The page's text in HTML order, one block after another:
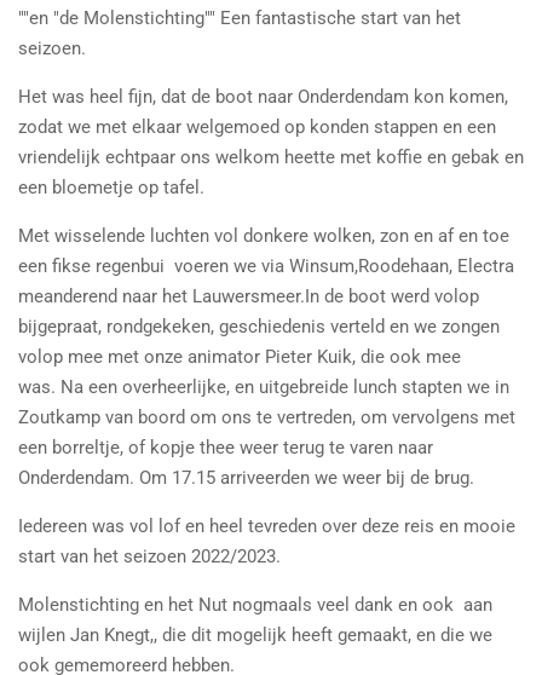
""en "de Molenstichting"" Een fantastische start van het
seizoen.
Het was heel fijn, dat de boot naar Onderdendam kon komen,
zodat we met elkaar welgemoed op konden stappen en een
vriendelijk echtpaar ons welkom heette met koffie en gebak en
een bloemetje op tafel.
Met wisselende luchten vol donkere wolken, zon en af en toe
een fikse regenbui voeren we via Winsum,Roodehaan, Electra
meanderend naar het Lauwersmeer.In de boot werd volop
bijgepraat, rondgekeken, geschiedenis verteld en we zongen
volop mee met onze animator Pieter Kuik, die ook mee
was. Na een overheerlijke, en uitgebreide lunch stapten we in
Zoutkamp van boord om ons te vertreden, om vervolgens met
een borreltje, of kopje thee weer terug te varen naar
Onderdendam. Om 17.15 arriveerden we weer bij de brug.
Iedereen was vol lof en heel tevreden over deze reis en mooie
start van het seizoen 2022/2023.
Molenstichting en het Nut nogmaals veel dank en ook aan
wijlen Jan Knegt,, die dit mogelijk heeft gemaakt, en die we
ook gememoreerd hebben.